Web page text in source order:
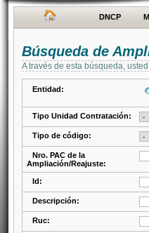
DNCP
Búsqueda de
A través de esta búsqueda,
Entidad:
Tipo Unidad Contratación:
Tipo de código:
Nro. PAC de la
Ampliación/Reajuste:
Id:
Descripción:
Ruc: